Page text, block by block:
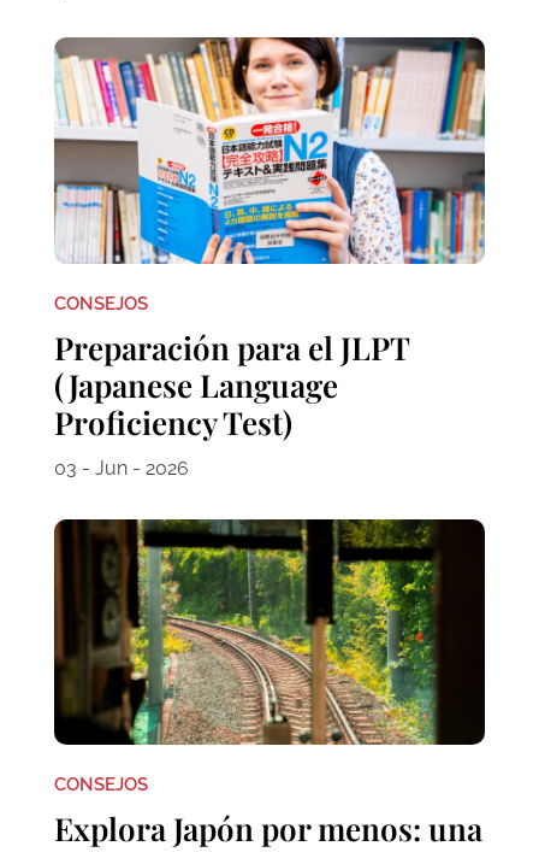
CONSEJOS
Preparación para el JLPT
(Japanese Language
Proficiency Test)
03 - Jun - 2026
CONSEJOS
Explora Japón por menos: una